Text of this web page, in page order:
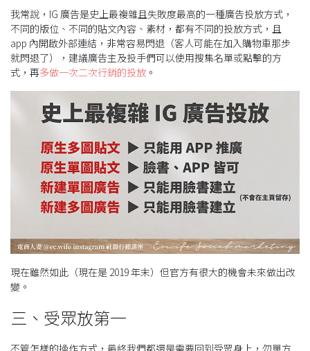
我常說，IG 廣告是史上最複雜且失敗度最高的一種廣告投放方式，
不同的版位、不同的貼文內容、素材，都有不同的投放方式，且
app 內開啟外部連結，非常容易閃退（客人可能在加入購物車那步
就閃退了），建議廣告主及投手們可以使用搜集名單或點擊的方
式，再多做一次二次行銷的投放 。
現在雖然如此（現在是 2019 年末）但官方有很大的機會未來做出改
變。
三、受眾放第一
不管怎樣的操作方式，最終我們都還是需要回到受眾身上，勿單方